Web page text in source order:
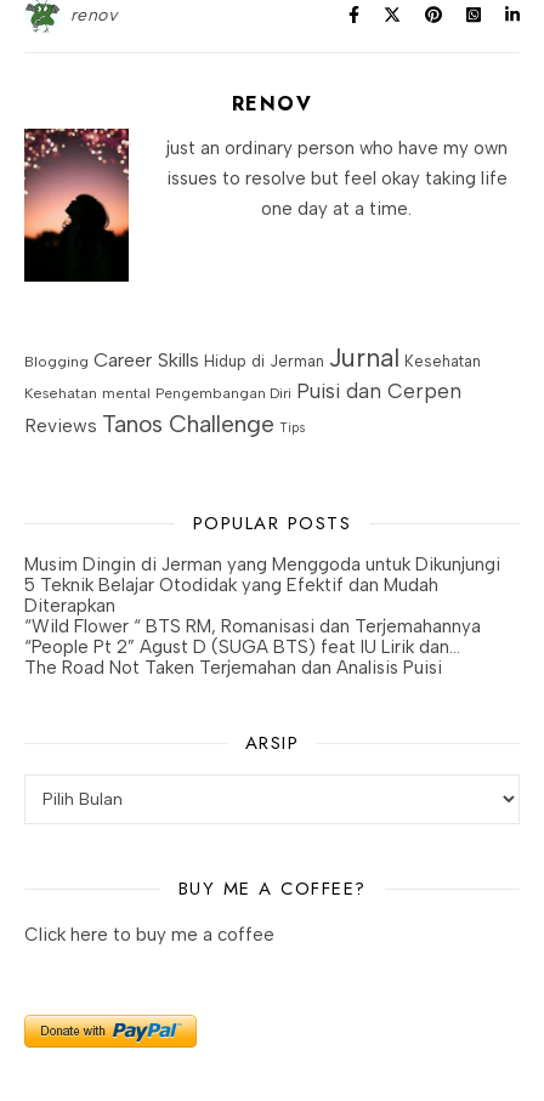
renov
RENOV
just an ordinary person who have my own
issues to resolve but feel okay taking life
one day at a time.
Blogging Career Skills Hidup di Jerman Jurnal Kesehatan
Kesehatan mental Pengembangan Diri Puisi dan Cerpen
Reviews Tanos Challenge Tips
POPULAR POSTS
Musim Dingin di Jerman yang Menggoda untuk Dikunjungi
5 Teknik Belajar Otodidak yang Efektif dan Mudah
Diterapkan
“Wild Flower “ BTS RM, Romanisasi dan Terjemahannya
“People Pt 2” Agust D (SUGA BTS) feat IU Lirik dan…
The Road Not Taken Terjemahan dan Analisis Puisi
ARSIP
BUY ME A COFFEE?
Click here to buy me a coffee